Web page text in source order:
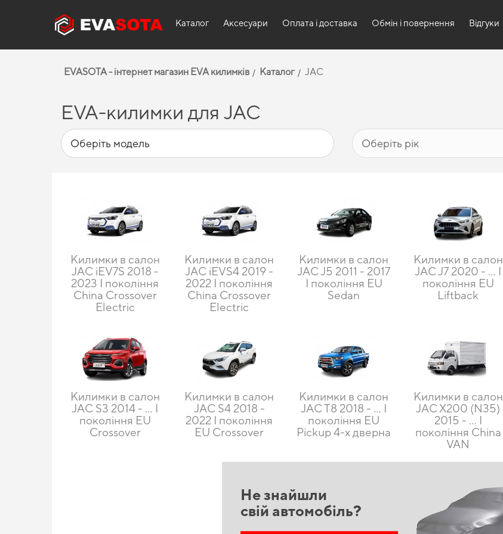
Каталог Аксесуари Оплата і доставка Обмін і повернення Відгуки
EVASOTA - інтернет магазин EVA килимків Каталог JAC
EVA-килимки для JAC
Килимки в салон
JAC iEV7S 2018 -
2023 I покоління
China Crossover
Electric
Килимки в салон
JAC iEVS4 2019 -
2022 I покоління
China Crossover
Electric
Килимки в салон
JAC J5 2011 - 2017
I покоління EU
Sedan
Килимки в салон
JAC J7 2020 - … I
покоління EU
Liftback
Килимки в салон
JAC S3 2014 - … I
покоління EU
Crossover
Килимки в салон
JAC S4 2018 -
2022 I покоління
EU Crossover
Килимки в салон
JAC T8 2018 - … I
покоління EU
Pickup 4-х дверна
Килимки в салон
JAC X200 (N35)
2015 - … I
покоління China
VAN
Не знайшли
свій автомобіль?